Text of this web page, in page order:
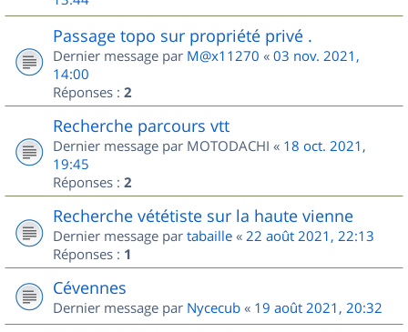
Passage topo sur propriété privé .
Dernier message par M@x11270 « 03 nov. 2021,
14:00
Réponses : 2
Recherche parcours vtt
Dernier message par MOTODACHI « 18 oct. 2021,
19:45
Réponses : 2
Recherche vététiste sur la haute vienne
Dernier message par tabaille « 22 août 2021, 22:13
Réponses : 1
Cévennes
Dernier message par Nycecub « 19 août 2021, 20:32